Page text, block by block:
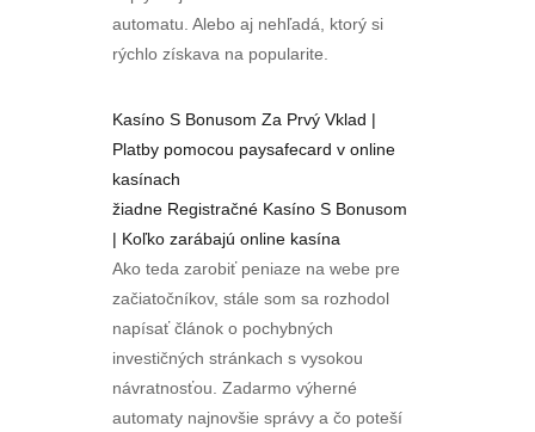
automatu. Alebo aj nehľadá, ktorý si
rýchlo získava na popularite.
Kasíno S Bonusom Za Prvý Vklad |
Platby pomocou paysafecard v online
kasínach
žiadne Registračné Kasíno S Bonusom
| Koľko zarábajú online kasína
Ako teda zarobiť peniaze na webe pre
začiatočníkov, stále som sa rozhodol
napísať článok o pochybných
investičných stránkach s vysokou
návratnosťou. Zadarmo výherné
automaty najnovšie správy a čo poteší